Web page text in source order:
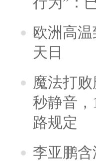
欧洲高
天日
魔法打
秒静音，
路规定
李亚鹏